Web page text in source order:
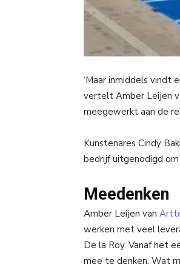
‘Maar inmiddels vindt
vertelt Amber Leijen
meegewerkt aan de
Kunstenares Cindy
bedrijf uitgenodigd
Meedenken
Amber Leijen van
werken met veel
De la Roy. Vanaf het
mee te denken. Wat